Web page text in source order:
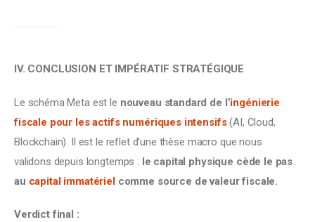
IV. CONCLUSION ET IMPÉRATIF STRATÉGIQUE
Le schéma Meta est le nouveau standard de l’ingénierie
fiscale pour les actifs numériques intensifs (AI, Cloud,
Blockchain). Il est le reflet d’une thèse macro que nous
validons depuis longtemps : le capital physique cède le pas
au capital immatériel comme source de valeur fiscale.
Verdict final :